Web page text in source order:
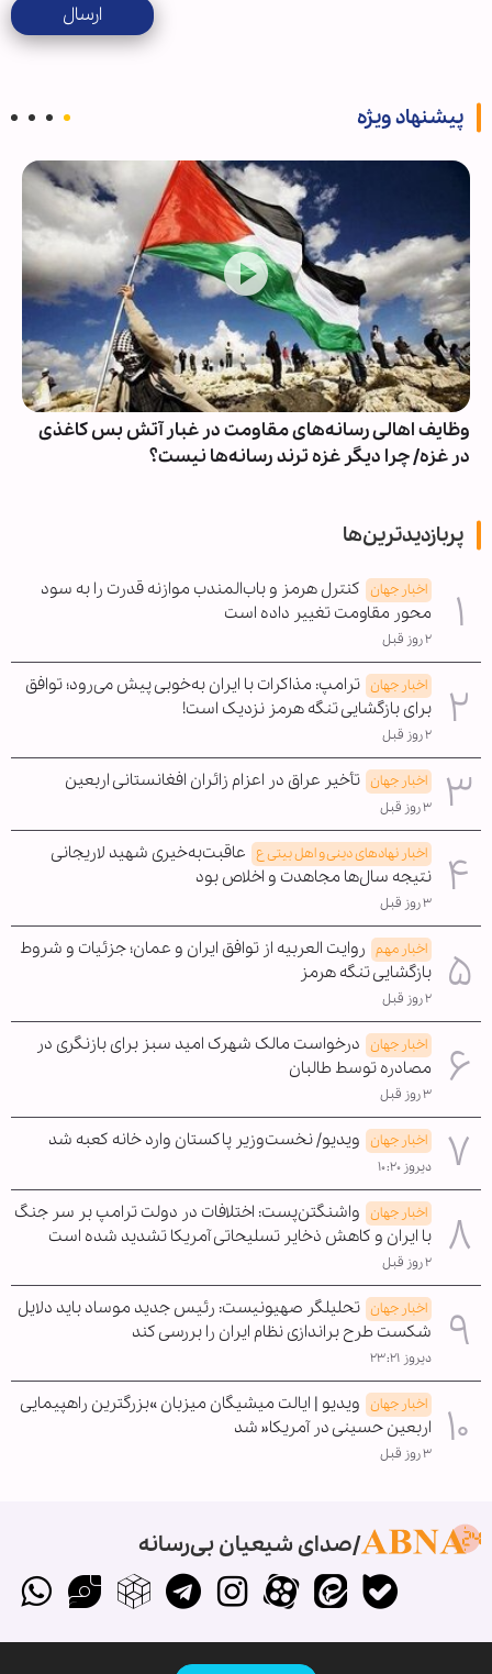
ارسال
پیشنهاد ویژه
وظایف اهالی رسانه‌های مقاومت در غبار آتش بس کاغذی
در غزه/ چرا دیگر غزه ترند رسانه‌ها نیست؟
پربازدیدترین‌ها
اخبار جهان کنترل هرمز و باب‌المندب موازنه قدرت را به سود
محور مقاومت تغییر داده است
۲ روز قبل
اخبار جهان ترامپ: مذاکرات با ایران به‌خوبی پیش می‌رود؛ توافق
برای بازگشایی تنگه هرمز نزدیک است!
۲ روز قبل
اخبار جهان تأخیر عراق در اعزام زائران افغانستانی اربعین
۳ روز قبل
اخبار نهادهای دینی و اهل بیتی ع عاقبت‌به‌خیری شهید لاریجانی
نتیجه سال‌ها مجاهدت و اخلاص بود
۳ روز قبل
اخبار مهم روایت العربیه از توافق ایران و عمان؛ جزئیات و شروط
بازگشایی تنگه هرمز
۲ روز قبل
اخبار جهان درخواست مالک شهرک امید سبز برای بازنگری در
مصادره توسط طالبان
۳ روز قبل
اخبار جهان ویدیو/ نخست‌وزیر پاکستان وارد خانه کعبه شد
دیروز ۱۰:۲۰
اخبار جهان واشنگتن‌پست: اختلافات در دولت ترامپ بر سر جنگ
با ایران و کاهش ذخایر تسلیحاتی آمریکا تشدید شده است
۲ روز قبل
اخبار جهان تحلیلگر صهیونیست: رئیس جدید موساد باید دلایل
شکست طرح براندازی نظام ایران را بررسی کند
دیروز ۲۳:۲۱
اخبار جهان ویدیو | ایالت میشیگان میزبان »بزرگترین راهپیمایی
اربعین حسینی در آمریکا« شد
۳ روز قبل
صدای شیعیان بی‌رسانه